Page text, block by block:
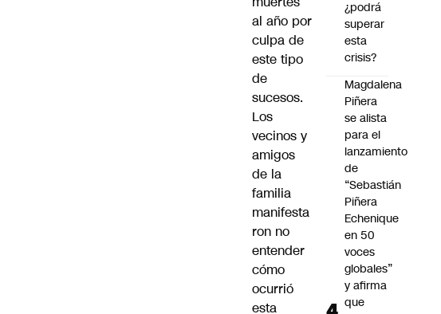
al año por
culpa de
este tipo
de
sucesos.
Los
vecinos y
amigos
de la
familia
manifesta
ron no
entender
cómo
ocurrió
esta
¿podrá
superar
esta
crisis?
Magdalena
Piñera
se alista
para el
lanzamiento
de
“Sebastián
Piñera
Echenique
en 50
voces
globales”
y afirma
que